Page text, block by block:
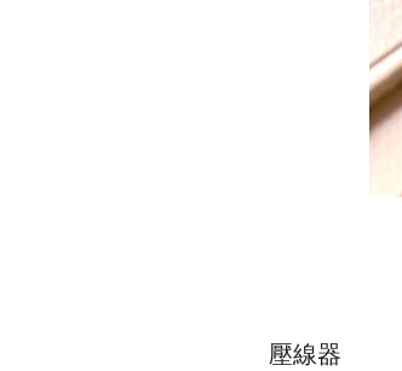
壓線器